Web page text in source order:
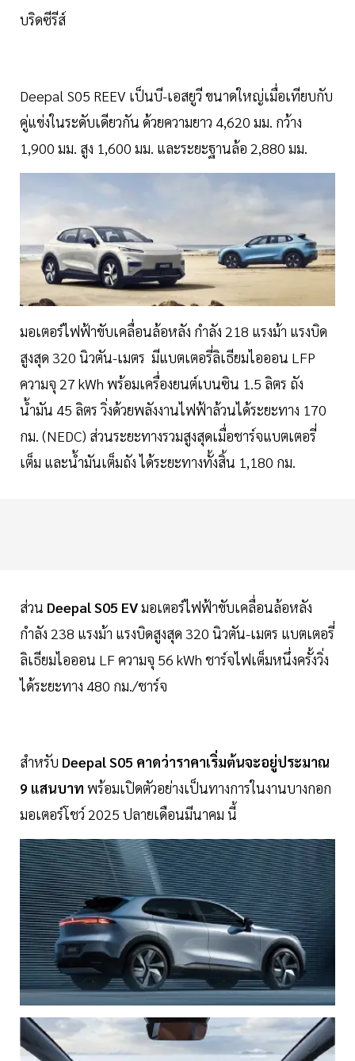
บริดซีรีส์
Deepal S05 REEV เป็นบี-เอสยูวี ขนาดใหญ่เมื่อเทียบกับ
คู่แข่งในระดับเดียวกัน ด้วยความยาว 4,620 มม. กว้าง
1,900 มม. สูง 1,600 มม. และระยะฐานล้อ 2,880 มม.
มอเตอร์ไฟฟ้าขับเคลื่อนล้อหลัง กำลัง 218 แรงม้า แรงบิด
สูงสุด 320 นิวตัน-เมตร มีแบตเตอรี่ลิเธียมไอออน LFP
ความจุ 27 kWh พร้อมเครื่องยนต์เบนซิน 1.5 ลิตร ถัง
น้ำมัน 45 ลิตร วิ่งด้วยพลังงานไฟฟ้าล้วนได้ระยะทาง 170
กม. (NEDC) ส่วนระยะทางรวมสูงสุดเมื่อชาร์จแบตเตอรี่
เต็ม และน้ำมันเต็มถัง ได้ระยะทางทั้งสิ้น 1,180 กม.
ส่วน Deepal S05 EVมอเตอร์ไฟฟ้าขับเคลื่อนล้อหลัง
กำลัง 238 แรงม้า แรงบิดสูงสุด 320 นิวตัน-เมตร แบตเตอรี่
ลิเธียมไอออน LF ความจุ 56 kWh ชาร์จไฟเต็มหนึ่งครั้งวิ่ง
ได้ระยะทาง 480 กม./ชาร์จ
สำหรับ Deepal S05 คาดว่าราคาเริ่มต้นจะอยู่ประมาณ
9 แสนบาท พร้อมเปิดตัวอย่างเป็นทางการในงานบางกอก
มอเตอร์โชว์ 2025 ปลายเดือนมีนาคม นี้